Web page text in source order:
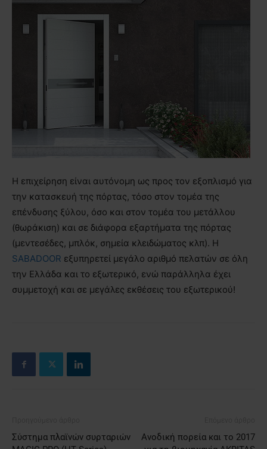
Η επιχείρηση είναι αυτόνομη ως προς τον εξοπλισμό για
την κατασκευή της πόρτας, τόσο στον τομέα της
επένδυσης ξύλου, όσο και στον τομέα του μετάλλου
(θωράκιση) και σε διάφορα εξαρτήματα της πόρτας
(μεντεσέδες, μπλόκ, σημεία κλειδώματος κλπ). Η
SABADOOR εξυπηρετεί μεγάλο αριθμό πελατών σε όλη
την Ελλάδα και το εξωτερικό, ενώ παράλληλα έχει
συμμετοχή και σε μεγάλες εκθέσεις του εξωτερικού!
Σύστημα πλαϊνών συρταριών
Ανοδική πορεία και το 2017